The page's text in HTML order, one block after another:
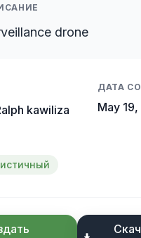
drone
kawiliza
ДАТА
May